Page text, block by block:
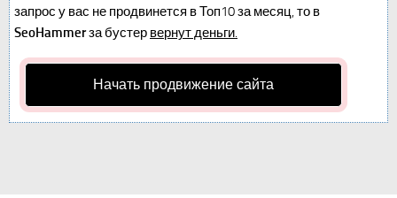
запрос у вас не продвинется в Топ10 за месяц, то в
SeoHammerза бустер вернут деньги.
Начать продвижение сайта